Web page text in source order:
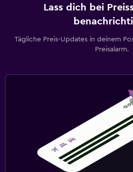
Lass dich bei
Tägliche Preis-Updates in deinem
Preisalarm.